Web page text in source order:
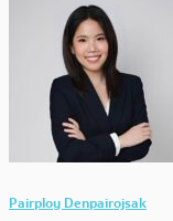
Pairploy Denpairojsak